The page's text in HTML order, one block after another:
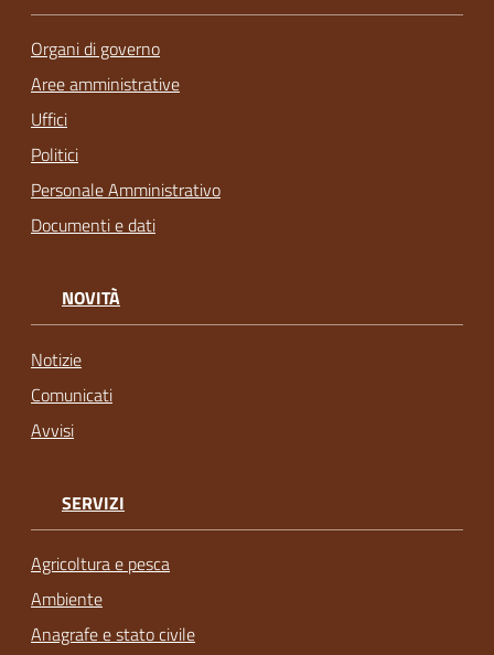
Organi di governo
Aree amministrative
Uffici
Politici
Personale Amministrativo
Documenti e dati
NOVITÀ
Notizie
Comunicati
Avvisi
SERVIZI
Agricoltura e pesca
Ambiente
Anagrafe e stato civile